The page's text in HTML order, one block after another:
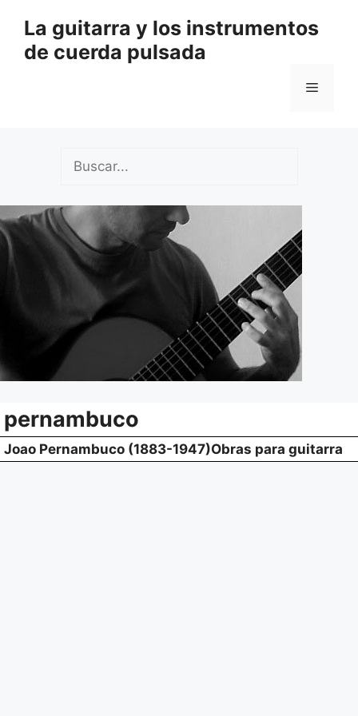
contenido
La guitarra y los instrumentos
de cuerda pulsada
Menú
pernambuco
Joao Pernambuco (1883-1947)Obras para guitarra